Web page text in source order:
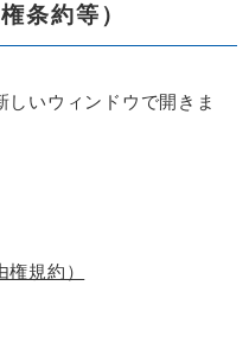
条約等）
いウィンドウで開きま
規約）